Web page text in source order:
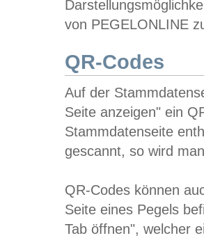
von PEGELONLINE
QR-Codes
Auf der
Seite anzeigen" ein
Stammdatenseite
gescannt, so wird
QR-Codes können
Seite eines Pegels
Tab öffnen", welcher